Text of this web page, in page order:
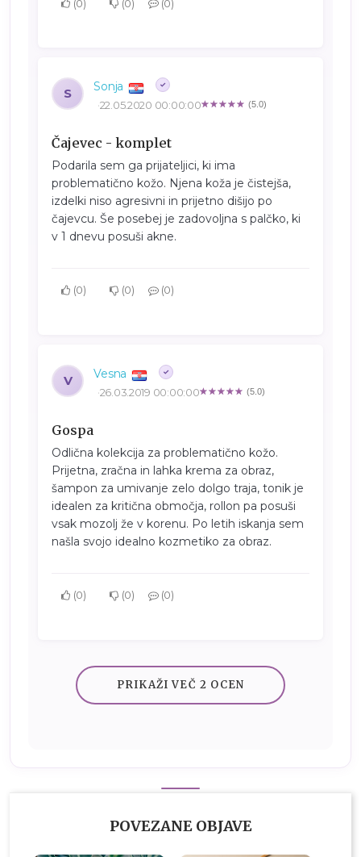
0 0 0
S Sonja
(5.0)
22.05.2020 00:00:00
Čajevec - komplet
Podarila sem ga prijateljici, ki ima
problematično kožo. Njena koža je čistejša,
izdelki niso agresivni in prijetno dišijo po
čajevcu. Še posebej je zadovoljna s palčko, ki
v 1 dnevu posuši akne.
0 0 0
V Vesna
(5.0)
26.03.2019 00:00:00
Gospa
Odlična kolekcija za problematično kožo.
Prijetna, zračna in lahka krema za obraz,
šampon za umivanje zelo dolgo traja, tonik je
idealen za kritična območja, rollon pa posuši
vsak mozolj že v korenu. Po letih iskanja sem
našla svojo idealno kozmetiko za obraz.
0 0 0
PRIKAŽI VEČ 2 OCEN
POVEZANE OBJAVE